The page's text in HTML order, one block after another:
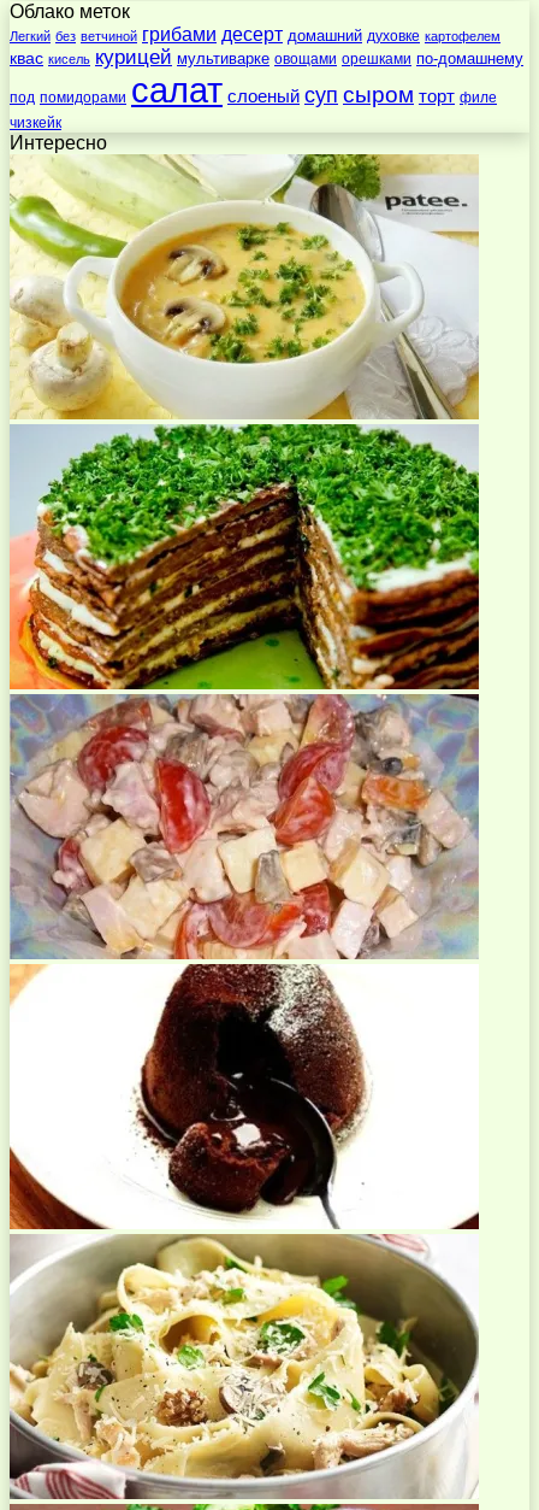
Облако меток
Легкий без ветчиной грибами десерт домашний духовке картофелем
квас кисель курицей мультиварке овощами орешками по-домашнему
под помидорами салат слоеный суп сыром торт филе
чизкейк
Интересно